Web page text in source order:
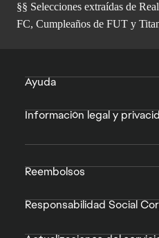
§§ Selecciones extraídas de
FC, Cumpleaños de FUT y
Ayuda
Información legal y
Reembolsos
Responsabilidad Social